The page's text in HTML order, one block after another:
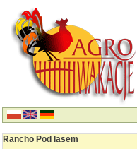
Rancho Pod lasem